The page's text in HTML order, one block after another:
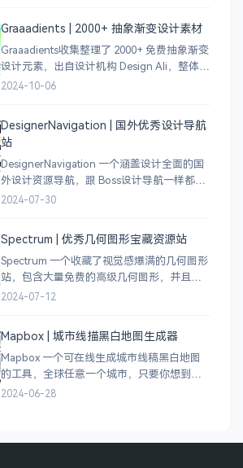
Graaadients | 2000+ 抽象渐变设计素材
Graaadients收集整理了 2000+ 免费抽象渐变
设计元素，出自设计机构 Design Ali，整体渐
变色比较鲜艳，更像是 AI 生成的元素，需要
2024-10-06
DesignerNavigation | 国外优秀设计导航
站
DesignerNavigation 一个涵盖设计全面的国
外设计资源导航，跟 Boss设计导航一样都是
分门别类的划分设计灵感、资讯、UI 资源、
2024-07-30
Spectrum | 优秀几何图形宝藏资源站
Spectrum 一个收藏了视觉感爆满的几何图形
站，包含大量免费的高级几何图形，并且每
周都会更新 100 个几何图案，不断的完善能
2024-07-12
Mapbox | 城市线描黑白地图生成器
Mapbox 一个可在线生成城市线稿黑白地图
的工具，全球任意一个城市，只要你想到的
城市，直接搜索城市名称，自动生成该城市
2024-06-28